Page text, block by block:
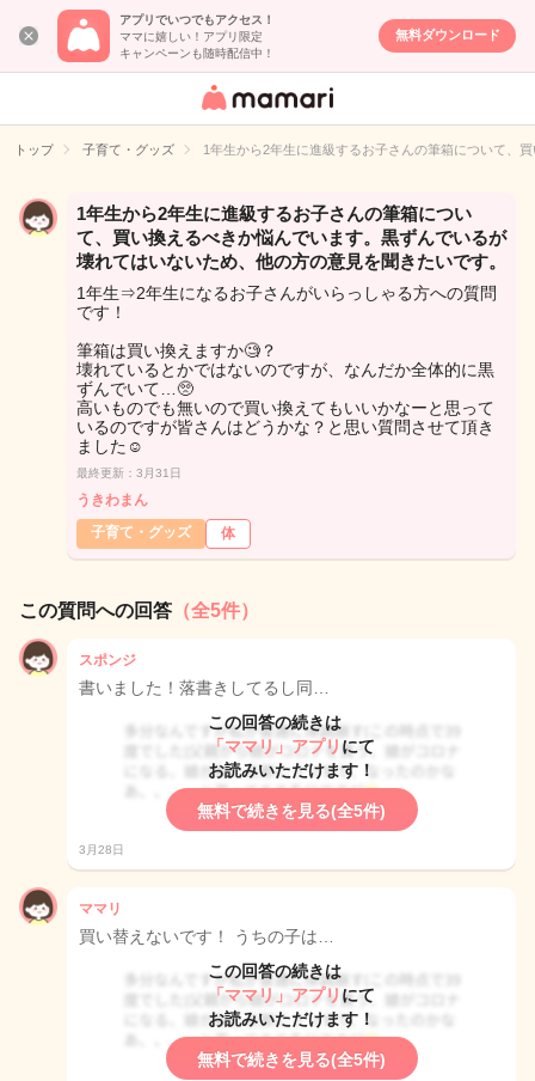
アプリでいつでもアクセス！
ママに嬉しい！アプリ限定
キャンペーンも随時配信中！
無料ダウンロード
女性専用匿名QA
イト
トップ 子育て・グッズ 1年生から2年生に進級するお子さんの筆箱について、
1年生から2年生に進級するお子さんの筆箱につい
て、買い換えるべきか悩んでいます。黒ずんでいるが
壊れてはいないため、他の方の意見を聞きたいです。
1年生⇒2年生になるお子さんがいらっしゃる方への質問
です！
筆箱は買い換えますか🧐？
壊れているとかではないのですが、なんだか全体的に黒
ずんでいて…🥺
高いものでも無いので買い換えてもいいかなーと思って
いるのですが皆さんはどうかな？と思い質問させて頂き
ました☺️
最終更新：3月31日
うきわまん
子育て・グッズ
体
この質問への回答 （全5件）
スポンジ
書いました！落書きしてるし同…
この回答の続きは
「ママリ」アプリ にて
お読みいただけます！
無料で続きを見る(全5件)
3月28日
ママリ
買い替えないです！ うちの子は…
この回答の続きは
「ママリ」アプリ にて
お読みいただけます！
無料で続きを見る(全5件)